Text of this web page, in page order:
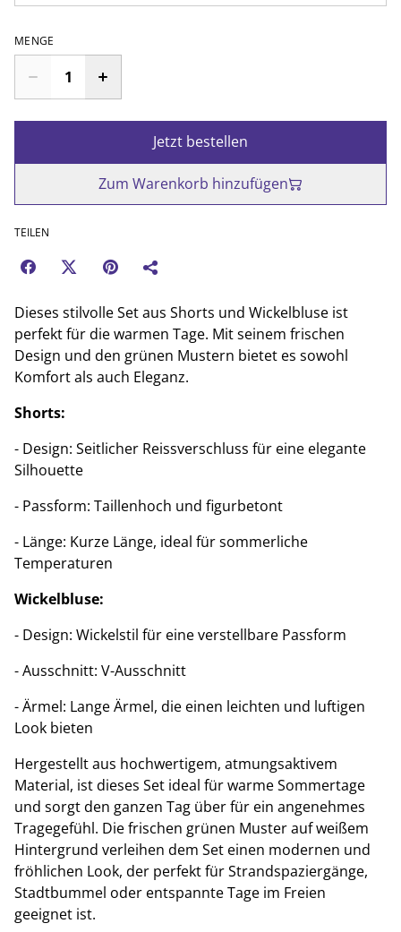
MENGE
Jetzt bestellen
Zum Warenkorb hinzufügen
TEILEN
Dieses stilvolle Set aus Shorts und Wickelbluse ist
perfekt für die warmen Tage. Mit seinem frischen
Design und den grünen Mustern bietet es sowohl
Komfort als auch Eleganz.
Shorts:
- Design: Seitlicher Reissverschluss für eine elegante
Silhouette
- Passform: Taillenhoch und figurbetont
- Länge: Kurze Länge, ideal für sommerliche
Temperaturen
Wickelbluse:
- Design: Wickelstil für eine verstellbare Passform
- Ausschnitt: V-Ausschnitt
- Ärmel: Lange Ärmel, die einen leichten und luftigen
Look bieten
Hergestellt aus hochwertigem, atmungsaktivem
Material, ist dieses Set ideal für warme Sommertage
und sorgt den ganzen Tag über für ein angenehmes
Tragegefühl. Die frischen grünen Muster auf weißem
Hintergrund verleihen dem Set einen modernen und
fröhlichen Look, der perfekt für Strandspaziergänge,
Stadtbummel oder entspannte Tage im Freien
geeignet ist.